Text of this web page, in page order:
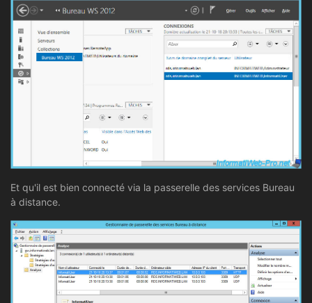
Et qu'il est bien connecté via la passerelle des services Bureau
à distance.